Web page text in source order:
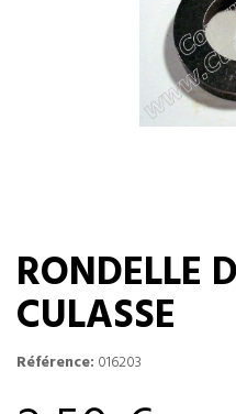
RONDELLE
CULASSE
Référence: 016203